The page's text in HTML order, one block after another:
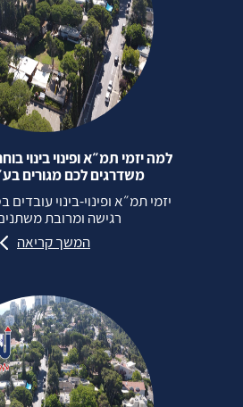
למה יזמי תמ״א ופינוי בינוי
משדרגים לכם מגורים בע״מ
יזמי תמ״א ופינוי‑בינוי
רגישה ומרובת
המשך קריאה